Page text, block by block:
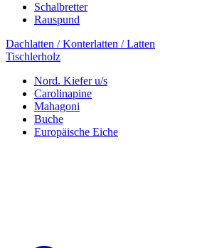
Schalbretter
Rauspund
Dachlatten / Konterlatten / Latten
Tischlerholz
Nord. Kiefer u/s
Carolinapine
Mahagoni
Buche
Europäische Eiche